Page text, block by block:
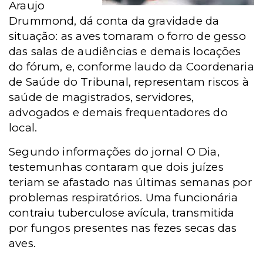
Araujo
Drummond, dá conta da gravidade da
situação: as aves tomaram o forro de gesso
das salas de audiências e demais locações
do fórum, e, conforme laudo da Coordenaria
de Saúde do Tribunal, representam riscos à
saúde de magistrados, servidores,
advogados e demais frequentadores do
local.
Segundo informações do jornal O Dia,
testemunhas contaram que dois juízes
teriam se afastado nas últimas semanas por
problemas respiratórios. Uma funcionária
contraiu tuberculose avícula, transmitida
por fungos presentes nas fezes secas das
aves.